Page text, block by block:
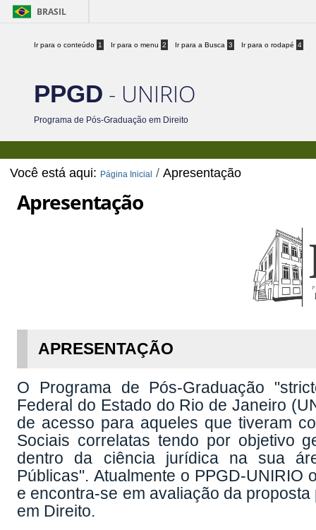
BRASIL
Ir para o conteúdo 1 Ir para o menu 2 Ir para a Busca 3 Ir para o rodapé 4
PPGD - UNIRIO
Programa de Pós-Graduação em Direito
Você está aqui: Página Inicial /Apresentação
Apresentação
APRESENTAÇÃO
O Programa de Pós-Graduação
Federal do Estado do Rio de Janeiro
de acesso para aqueles que tiveram
Sociais correlatas tendo por objetivo
dentro da ciência jurídica na sua
Públicas". Atualmente o PPGD-UNIRIO
e encontra-se em avaliação da
em Direito.